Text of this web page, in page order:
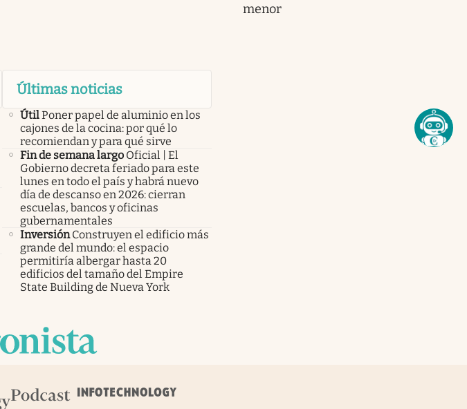
menor
Últimas noticias
ÚtilPoner papel de aluminio en los
cajones de la cocina: por qué lo
recomiendan y para qué sirve
Fin de semana largo Oficial | El
Gobierno decreta feriado para este
lunes en todo el país y habrá nuevo
día de descanso en 2026: cierran
escuelas, bancos y oficinas
gubernamentales
Inversión Construyen el edificio más
grande del mundo: el espacio
permitiría albergar hasta 20
edificios del tamaño del Empire
State Building de Nueva York